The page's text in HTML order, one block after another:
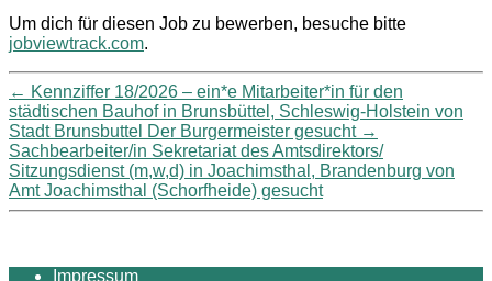
Um dich für diesen Job zu bewerben, besuche bitte
jobviewtrack.com.
← Kennziffer 18/2026 – ein*e Mitarbeiter*in für den
städtischen Bauhof in Brunsbüttel, Schleswig-Holstein von
Stadt Brunsbuttel Der Burgermeister gesucht →
Sachbearbeiter/in Sekretariat des Amtsdirektors/
Sitzungsdienst (m,w,d) in Joachimsthal, Brandenburg von
Amt Joachimsthal (Schorfheide) gesucht
Impressum